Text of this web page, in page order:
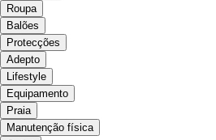
Roupa
Balões
Protecções
Adepto
Lifestyle
Equipamento
Praia
Manutenção física